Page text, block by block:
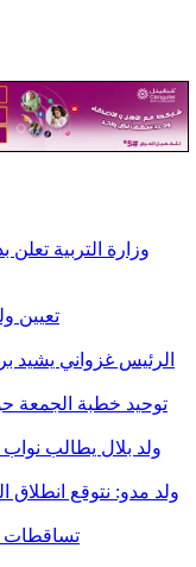
وزارة التربية تعلن
تعيين
الرئيس غزواني يشيد
توحيد خطبة الجمعة
ولد بلال يطالب
ولد مدو: نتوقع انطلاق
تساقطات